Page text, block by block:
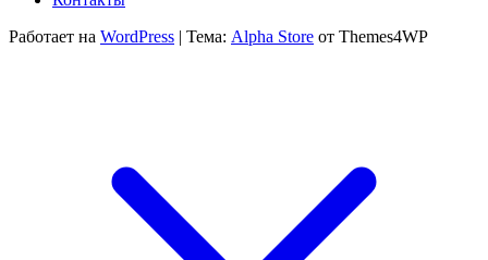
Работает на WordPress | Тема: Alpha Store от Themes4WP